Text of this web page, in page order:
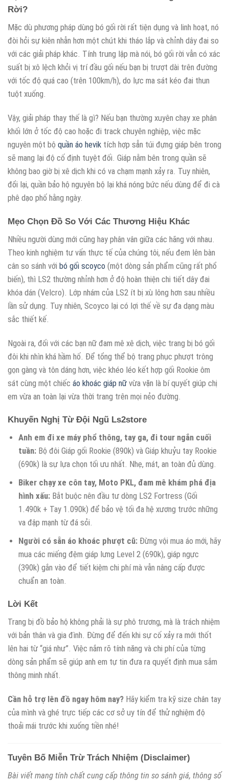
Rời?
Mặc dù phương pháp dùng bó gối rời rất tiện dụng và linh hoạt, nó
đòi hỏi sự kiên nhẫn hơn một chút khi tháo lắp và chỉnh dây đai so
với các giải pháp khác. Tính trung lập mà nói, bó gối rời vẫn có xác
suất bị xô lệch khỏi vị trí đầu gối nếu bạn bị trượt dài trên đường
với tốc độ quá cao (trên 100km/h), do lực ma sát kéo đai thun
tuột xuống.
Vậy, giải pháp thay thế là gì? Nếu bạn thường xuyên chạy xe phân
khối lớn ở tốc độ cao hoặc đi track chuyên nghiệp, việc mặc
nguyên một bộ quần áo hevik tích hợp sẵn túi đựng giáp bên trong
sẽ mang lại độ cố định tuyệt đối. Giáp nằm bên trong quần sẽ
không bao giờ bị xê dịch khi có va chạm mạnh xảy ra. Tuy nhiên,
đổi lại, quần bảo hộ nguyên bộ lại khá nóng bức nếu dùng để đi cà
phê dạo phố hằng ngày.
Mẹo Chọn Đồ So Với Các Thương Hiệu Khác
Nhiều người dùng mới cũng hay phân vân giữa các hãng với nhau.
Theo kinh nghiệm tư vấn thực tế của chúng tôi, nếu đem lên bàn
cân so sánh với bó gối scoyco (một dòng sản phẩm cũng rất phổ
biến), thì LS2 thường nhỉnh hơn ở độ hoàn thiện chi tiết dây đai
khóa dán (Velcro). Lớp nhám của LS2 ít bị xù lông hơn sau nhiều
lần sử dụng. Tuy nhiên, Scoyco lại có lợi thế về sự đa dạng màu
sắc thiết kế.
Ngoài ra, đối với các bạn nữ đam mê xê dịch, việc trang bị bó gối
đôi khi nhìn khá hầm hố. Để tổng thể bộ trang phục phượt trông
gọn gàng và tôn dáng hơn, việc khéo léo kết hợp gối Rookie ôm
sát cùng một chiếc áo khoác giáp nữ vừa vặn là bí quyết giúp chị
em vừa an toàn lại vừa thời trang trên mọi nẻo đường.
Khuyến Nghị Từ Đội Ngũ Ls2store
Anh em đi xe máy phổ thông, tay ga, đi tour ngắn cuối
tuần:Bộ đôi Giáp gối Rookie (890k) và Giáp khuỷu tay Rookie
(690k) là sự lựa chọn tối ưu nhất. Nhẹ, mát, an toàn đủ dùng.
Biker chạy xe côn tay, Moto PKL, đam mê khám phá địa
hình xấu:Bắt buộc nên đầu tư dòng LS2 Fortress (Gối
1.490k + Tay 1.090k) để bảo vệ tối đa hệ xương trước những
va đập mạnh từ đá sỏi.
Người có sẵn áo khoác phượt cũ:Đừng vội mua áo mới, hãy
mua các miếng đệm giáp lưng Level 2 (690k), giáp ngực
(390k) gắn vào để tiết kiệm chi phí mà vẫn nâng cấp được
chuẩn an toàn.
Lời Kết
Trang bị đồ bảo hộ không phải là sự phô trương, mà là trách nhiệm
với bản thân và gia đình. Đừng để đến khi sự cố xảy ra mới thốt
lên hai từ “giá như”. Việc nắm rõ tính năng và chi phí của từng
dòng sản phẩm sẽ giúp anh em tự tin đưa ra quyết định mua sắm
thông minh nhất.
Cần hỗ trợ lên đồ ngay hôm nay? Hãy kiểm tra kỹ size chân tay
của mình và ghé trực tiếp các cơ sở uy tín để thử nghiệm độ
thoải mái trước khi xuống tiền nhé!
Tuyên Bố Miễn Trừ Trách Nhiệm (Disclaimer)
Bài viết mang tính chất cung cấp thông tin so sánh giá, thông số